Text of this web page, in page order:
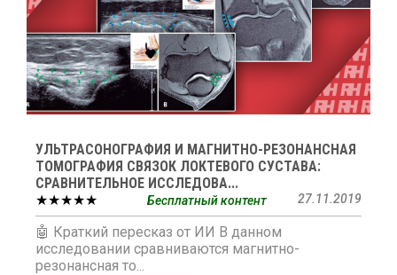
УЛЬТРАСОНОГРАФИЯ И МАГНИТНО-РЕЗОНАНСНАЯ
ТОМОГРАФИЯ СВЯЗОК ЛОКТЕВОГО СУСТАВА:
СРАВНИТЕЛЬНОЕ ИССЛЕДОВА...
★★★★★
27.11.2019
Бесплатный контент
🤖 Краткий пересказ от ИИ В данном
исследовании сравниваются магнитно-
резонансная то...